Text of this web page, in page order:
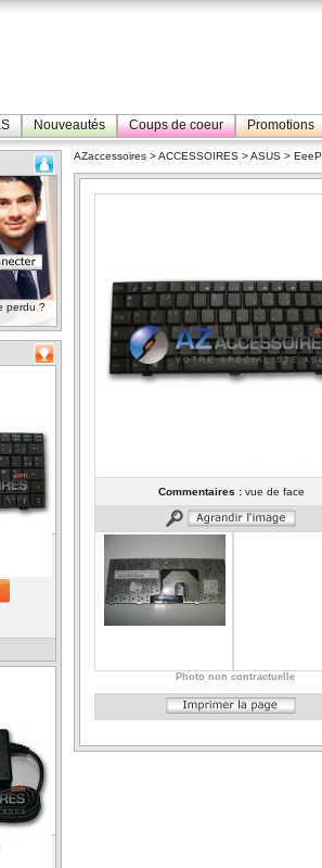
Nouveautés Coups de coeur Promotions
perdu ?
AZaccessoires >ACCESSOIRES >ASUS >
Commentaires :vue de face
Photo non contractuelle